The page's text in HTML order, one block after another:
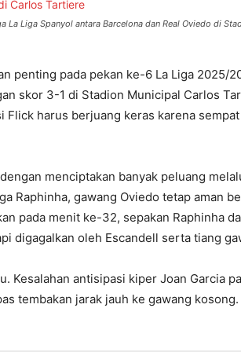
Liga Spanyol antara Barcelona dan Real Oviedo di
penting pada pekan ke-6 La Liga 2025/
skor 3-1 di Stadion Municipal Carlos
Flick harus berjuang keras karena
menciptakan banyak peluang
Raphinha, gawang Oviedo tetap aman
pada menit ke-32, sepakan Raphinha
digagalkan oleh Escandell serta tiang
Kesalahan antisipasi kiper Joan Garcia
tembakan jarak jauh ke gawang kosong.